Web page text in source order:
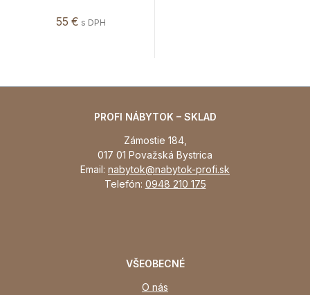
55 € s DPH
PROFI NÁBYTOK – SKLAD
Zámostie 184,
017 01 Považská Bystrica
Email: nabytok@nabytok-profi.sk
Telefón: 0948 210 175
VŠEOBECNÉ
O nás